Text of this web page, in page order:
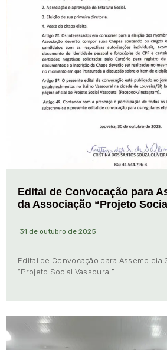
Edital de Convocação para
da Associação “Projeto
31 de outubro de 2025
Edital de Convocação para Assembleia
“Projeto Social Vassoural”